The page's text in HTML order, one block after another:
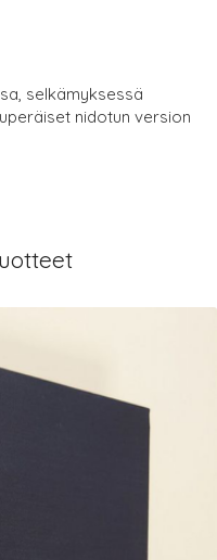
selkämyksessä
nidotun version